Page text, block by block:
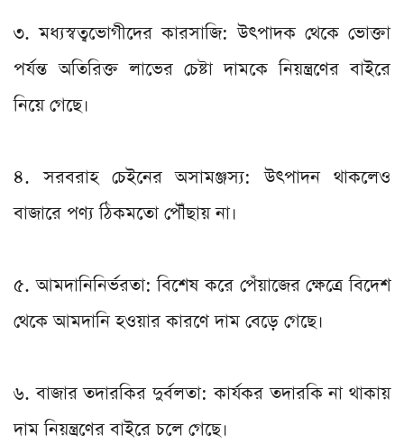
৩. মধ্যস্বত্বভোগীদের কারসাজি: উৎপাদক থেকে ভোক্তা
পর্যন্ত অতিরিক্ত লাভের চেষ্টা দামকে নিয়ন্ত্রণের বাইরে
নিয়ে গেছে।
৪. সরবরাহ চেইনের অসামঞ্জস্য: উৎপাদন থাকলেও
বাজারে পণ্য ঠিকমতো পৌঁছায় না।
৫. আমদানিনির্ভরতা: বিশেষ করে পেঁয়াজের ক্ষেত্রে বিদেশ
থেকে আমদানি হওয়ার কারণে দাম বেড়ে গেছে।
৬. বাজার তদারকির দুর্বলতা: কার্যকর তদারকি না থাকায়
দাম নিয়ন্ত্রণের বাইরে চলে গেছে।